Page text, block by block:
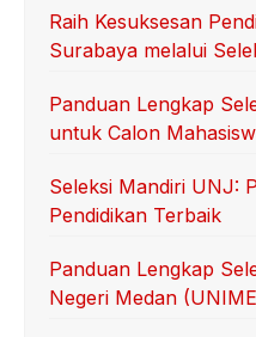
Raih Kesuksesan
Surabaya melalui
Panduan Lengkap
untuk Calon
Seleksi Mandiri UNJ:
Pendidikan Terbaik
Panduan Lengkap
Negeri Medan